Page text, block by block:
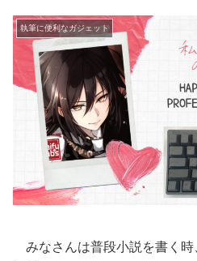
執筆に便利なガジェット
みなさんは普段小説を書く時